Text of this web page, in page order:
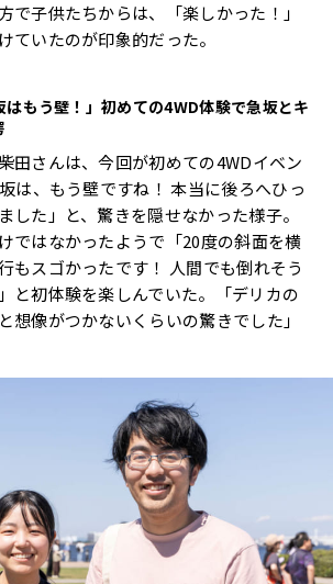
で子供たちからは、「楽しかった！」
ていたのが印象的だった。
はもう壁！」初めての4WD体験で急坂とキ
田さんは、今回が初めての4WDイベン
は、もう壁ですね！ 本当に後ろへひっ
した」と、驚きを隠せなかった様子。
ではなかったようで「20度の斜面を横
もスゴかったです！ 人間でも倒れそう
と初体験を楽しんでいた。「デリカの
想像がつかないくらいの驚きでした」